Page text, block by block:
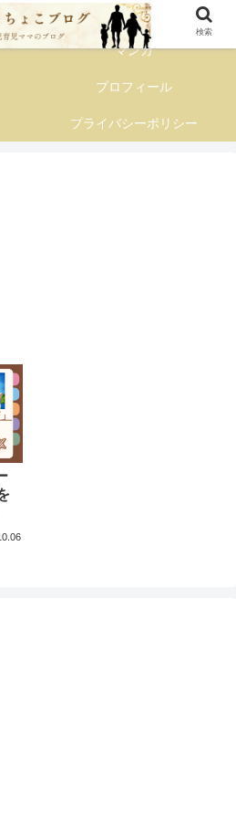
婦の情報発信ブログ
マンガ
プロフィール
プライバシーポリシー
検索